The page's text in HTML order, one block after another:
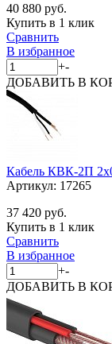
40 880 руб.
Купить в 1 клик
Сравнить
В избранное
+-
ДОБАВИТЬ В
Кабель КВК-2П
Артикул: 17265
37 420 руб.
Купить в 1 клик
Сравнить
В избранное
+-
ДОБАВИТЬ В